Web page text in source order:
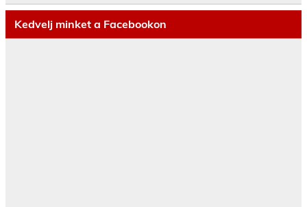
Kedvelj minket a Facebookon